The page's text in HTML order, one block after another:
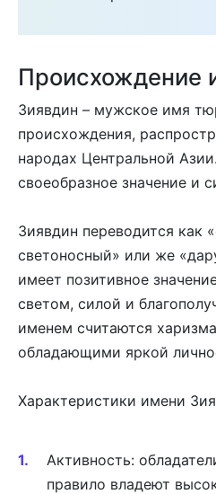
Происхождение
Зиявдин – мужское имя
происхождения,
народах Центральной
своеобразное значение и
Зиявдин переводится как
светоносный» или же
имеет позитивное
светом, силой и
именем считаются
обладающими яркой
Характеристики имени
Активность:
правило владеют